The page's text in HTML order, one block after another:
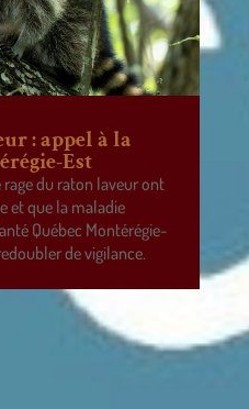
: appel à la
Est
du raton laveur ont
et que la maladie
Québec Montérégie-
de vigilance.